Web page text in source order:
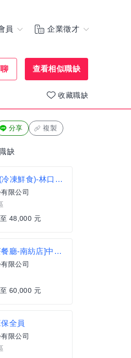
員 企業徵才
查看相似職缺
收藏職缺
分享 複製
缺
配送運務士(冷凍鮮食)-林口物流中心-全勤流通
限公司
48,000 元
[檀島港式茶餐廳-南紡店]中廚主廚
限公司
60,000 元
全員
限公司